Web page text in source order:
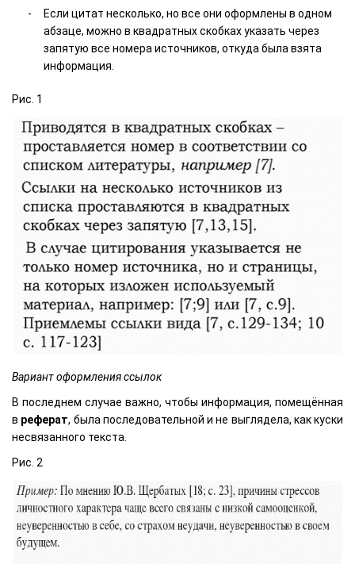
Если цитат несколько, но все они оформлены в одном
абзаце, можно в квадратных скобках указать через
запятую все номера источников, откуда была взята
информация.
Рис. 1
Вариант оформления ссылок
В последнем случае важно, чтобы информация, помещённая
в реферат, была последовательной и не выглядела, как куски
несвязанного текста.
Рис. 2